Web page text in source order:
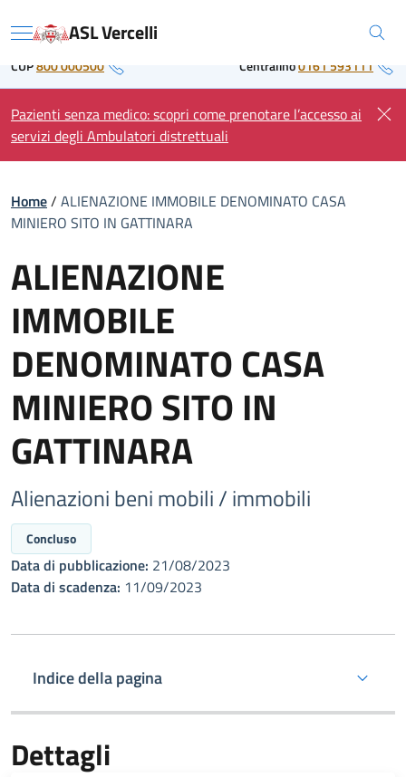
to Regione Piemonte
Menu ASL Vercelli
CUP800 000500 Centralino0161 593111
Pazienti senza medico: scopri come prenotare l’accesso ai
servizi degli Ambulatori distrettuali
Home/ ALIENAZIONE IMMOBILE DENOMINATO CASA
MINIERO SITO IN GATTINARA
ALIENAZIONE
IMMOBILE
DENOMINATO CASA
MINIERO SITO IN
GATTINARA
Alienazioni beni mobili / immobili
Concluso
Data di pubblicazione: 21/08/2023
Data di scadenza: 11/09/2023
Indice della pagina
Dettagli